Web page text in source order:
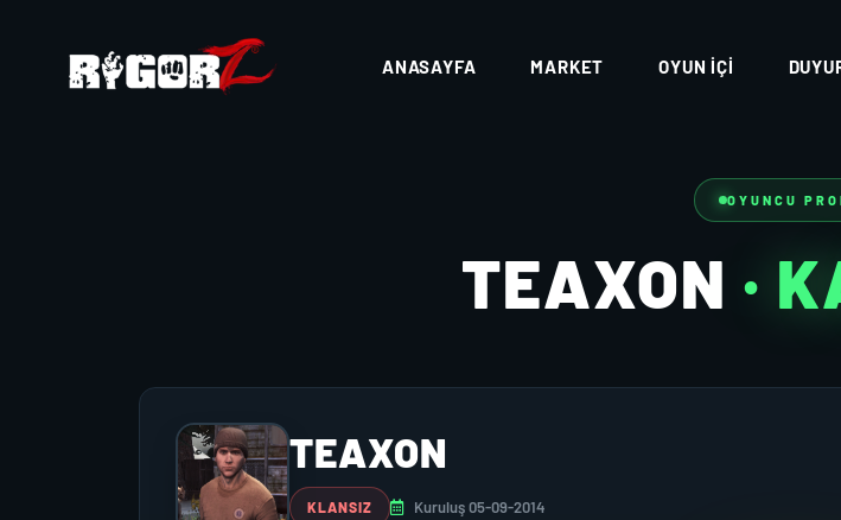
ANASAYFA MARKET OYUN İÇI
OYUNCU
TEAXON ·
TEAXON
KLANSIZ Kuruluş 05-09-2014